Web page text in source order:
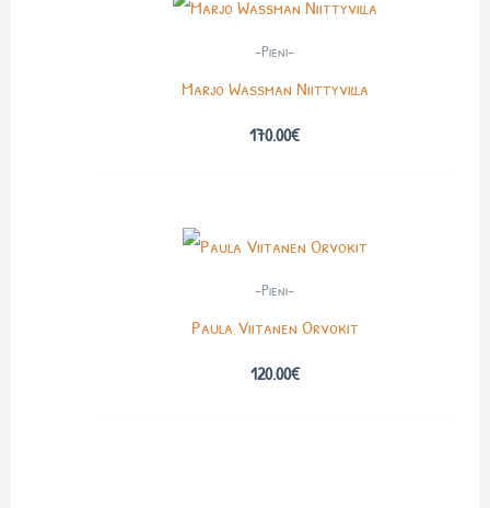
-Pieni-
Marjo Wassman Niittyvilla
170.00€
-Pieni-
Paula Viitanen Orvokit
120.00€